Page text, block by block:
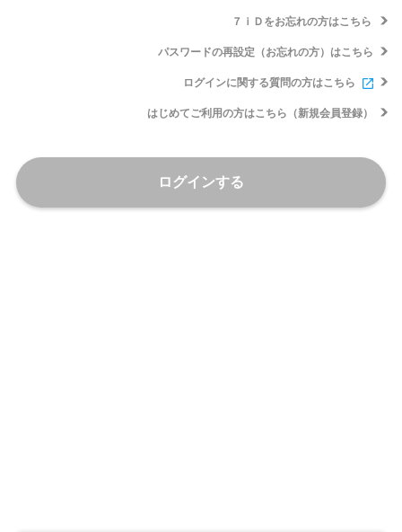
７ｉＤをお忘れの方はこちら
パスワードの再設定（お忘れの方）はこちら
ログインに関する質問の方はこちら
はじめてご利用の方はこちら（新規会員登録）
ログインする